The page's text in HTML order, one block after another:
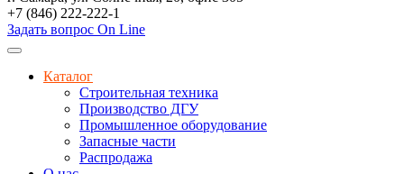
+7 (846) 222-222-1
Задать вопрос On Line
Каталог
Строительная техника
Производство ДГУ
Промышленное оборудование
Запасные части
Распродажа